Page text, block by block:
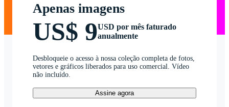
Apenas imagens
US$ 9USD por mês faturado
anualmente
Desbloqueie o acesso à nossa coleção completa de fotos,
vetores e gráficos liberados para uso comercial. Vídeo
não incluído.
Assine agora